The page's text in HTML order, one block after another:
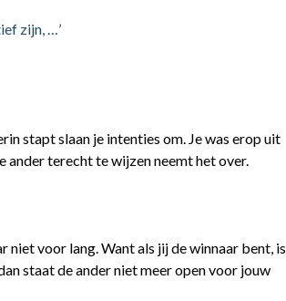
zijn, …’
stapt slaan je intenties om. Je was erop uit
ander terecht te wijzen neemt het over.
voor lang. Want als jij de winnaar bent, is
staat de ander niet meer open voor jouw